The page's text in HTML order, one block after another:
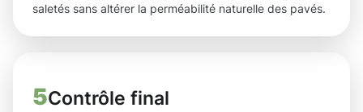
saletés sans altérer la perméabilité naturelle des pavés.
5Contrôle final